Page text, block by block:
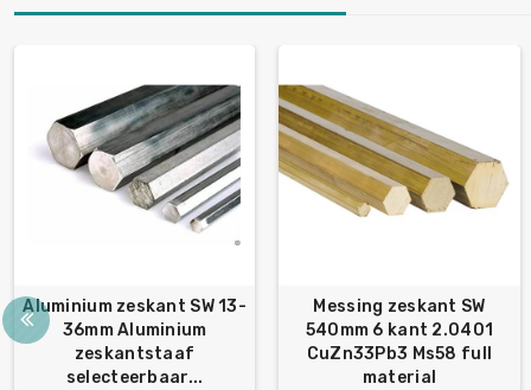
Aluminium zeskant SW 13-
36mm Aluminium
zeskantstaaf
selecteerbaar...
Messing zeskant SW
540mm 6 kant 2.0401
CuZn33Pb3 Ms58 full
material